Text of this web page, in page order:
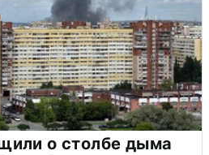
о столбе дыма